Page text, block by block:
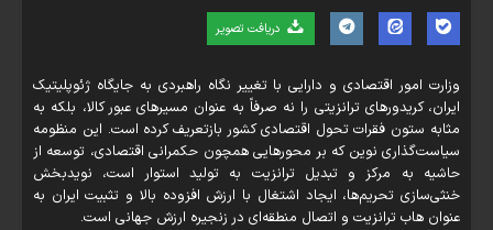
دریافت تصویر
وزارت امور اقتصادی و دارایی با تغییر نگاه راهبردی به جایگاه ژئوپلیتیک
ایران، کریدورهای ترانزیتی را نه صرفاً به عنوان مسیرهای عبور کالا، بلکه به
مثابه ستون فقرات تحول اقتصادی کشور بازتعریف کرده است. این منظومه
سیاست‌گذاری نوین که بر محورهایی همچون حکمرانی اقتصادی، توسعه از
حاشیه به مرکز و تبدیل ترانزیت به تولید استوار است، نویدبخش
خنثی‌سازی تحریم‌ها، ایجاد اشتغال با ارزش افزوده بالا و تثبیت ایران به
عنوان هاب ترانزیت و اتصال منطقه‌ای در زنجیره ارزش جهانی است.